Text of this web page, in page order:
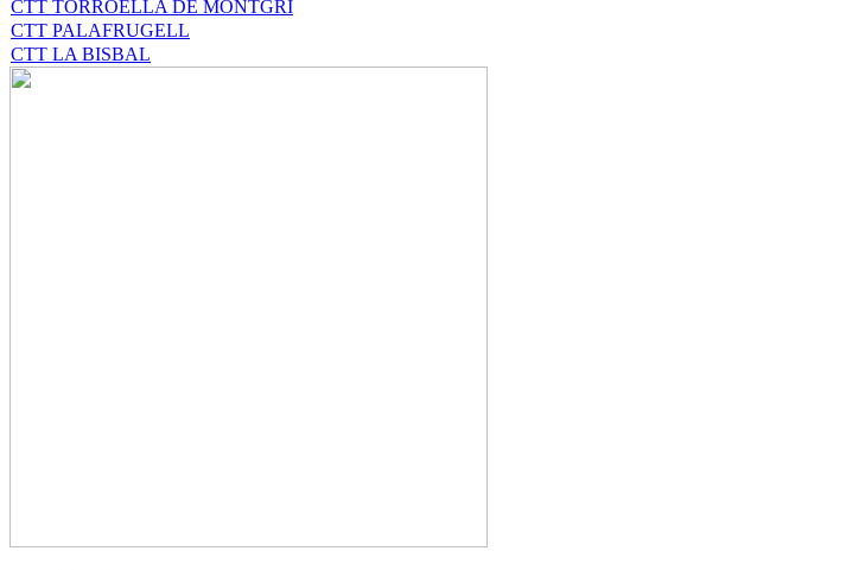
CTT TORROELLA DE MONTGRÍ
CTT PALAFRUGELL
CTT LA BISBAL